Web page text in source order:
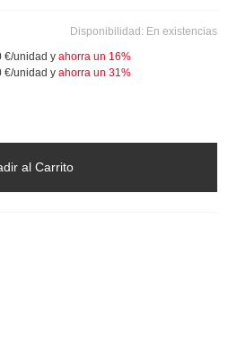
Disponibilidad: En existencias
€/unidad y ahorra un 16%
€/unidad y ahorra un 31 %
al Carrito